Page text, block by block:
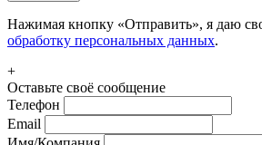
Нажимая кнопку «Отправить», я даю
обработку персональных данных.
+
Оставьте своё сообщение
Телефон
Email